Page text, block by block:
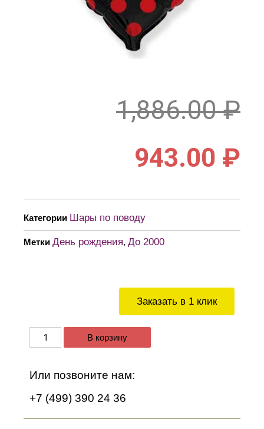
Заказать в 1 клик
В корзину
Или позвоните нам:
+7 (499) 390 24 36
1,886.00₽
943.00 ₽
Категории Шары по поводу
Метки День рождения, До 2000